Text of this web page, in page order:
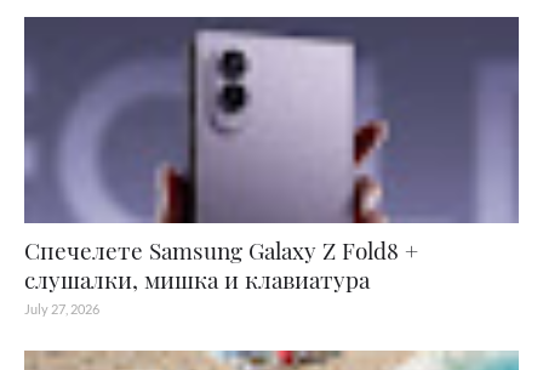
Спечелете Samsung Galaxy Z Fold8 +
слушалки, мишка и клавиатура
July 27, 2026